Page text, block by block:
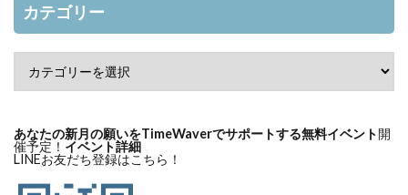
カテゴリー
あなたの新月の願いをTimeWaverでサポートする無料イベント開
催予定！ イベント詳細
LINEお友だち登録はこちら！